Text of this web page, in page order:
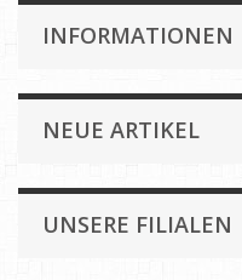
INFORMATIONEN
NEUE ARTIKEL
UNSERE FILIALEN